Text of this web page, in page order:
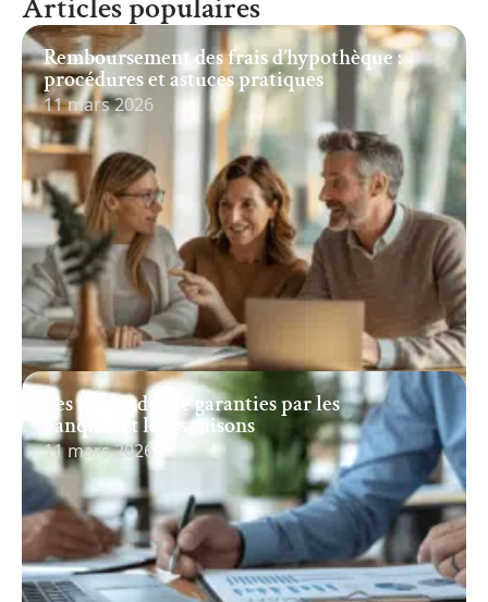
Remboursement des frais d’hypothèque :
procédures et astuces pratiques
11 mars 2026
Les demandes de garanties par les
banques et leurs raisons
11 mars 2026